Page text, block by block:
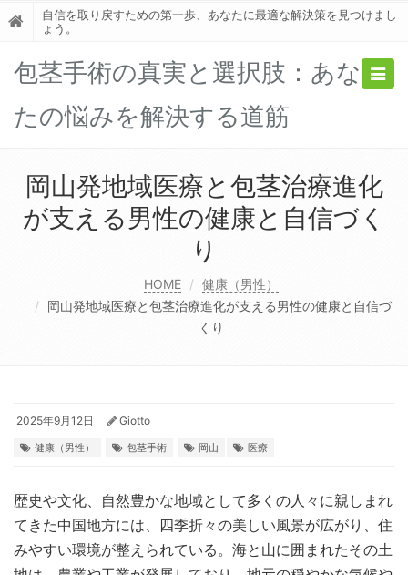
自信を取り戻すための第一歩、あなたに最適な解決策を見つけまし
ょう。
包茎手術の真実と選択肢：あな
たの悩みを解決する道筋
岡山発地域医療と包茎治療進化
が支える男性の健康と自信づく
り
HOME
健康（男性）
岡山発地域医療と包茎治療進化が支える男性の健康と自信づ
くり
2025年9月12日 Giotto
健康（男性） 包茎手術 岡山 医療
歴史や文化、自然豊かな地域として多くの人々に親しまれ
てきた中国地方には、四季折々の美しい風景が広がり、住
みやすい環境が整えられている。 海と山に囲まれたその土